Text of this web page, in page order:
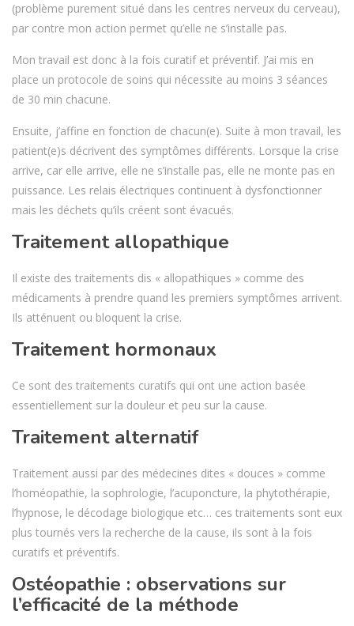
(problème purement situé dans les centres nerveux du cerveau),
par contre mon action permet qu’elle ne s’installe pas.
Mon travail est donc à la fois curatif et préventif. J’ai mis en
place un protocole de soins qui nécessite au moins 3 séances
de 30 min chacune.
Ensuite, j’affine en fonction de chacun(e). Suite à mon travail, les
patient(e)s décrivent des symptômes différents. Lorsque la crise
arrive, car elle arrive, elle ne s’installe pas, elle ne monte pas en
puissance. Les relais électriques continuent à dysfonctionner
mais les déchets qu’ils créent sont évacués.
Traitement allopathique
Il existe des traitements dis « allopathiques » comme des
médicaments à prendre quand les premiers symptômes arrivent.
Ils atténuent ou bloquent la crise.
Traitement hormonaux
Ce sont des traitements curatifs qui ont une action basée
essentiellement sur la douleur et peu sur la cause.
Traitement alternatif
Traitement aussi par des médecines dites « douces » comme
l’homéopathie, la sophrologie, l’acuponcture, la phytothérapie,
l’hypnose, le décodage biologique etc… ces traitements sont eux
plus tournés vers la recherche de la cause, ils sont à la fois
curatifs et préventifs.
Ostéopathie : observations sur
l’efficacité de la méthode